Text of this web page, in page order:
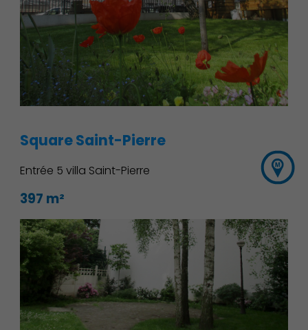
Square Saint-Pierre
Entrée 5 villa Saint-Pierre
397 m²